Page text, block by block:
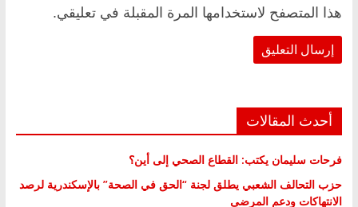
هذا المتصفح لاستخدامها المرة المقبلة في تعليقي.
أحدث المقالات
فرحات سليمان يكتب: القطاع الصحي إلى أين؟
حزب التحالف الشعبي يطلق لجنة “الحق في الصحة” بالإسكندرية لرصد
الانتهاكات ودعم المرضى